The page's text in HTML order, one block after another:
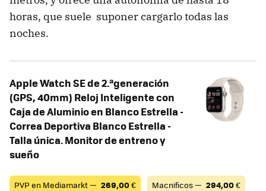
horas, que suele suponer cargarlo todas las
noches.
Apple Watch SE de 2.ªgeneración
(GPS, 40mm) Reloj Inteligente con
Caja de Aluminio en Blanco Estrella -
Correa Deportiva Blanco Estrella -
Talla única. Monitor de entreno y
sueño
PVP en Mediamarkt — 269,00€ Macnificos — 294,00€